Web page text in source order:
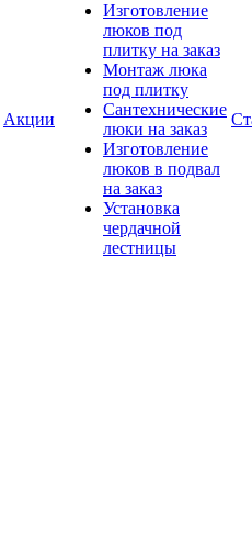
Акции
Изготовление
люков под
плитку на заказ
Монтаж люка
под плитку
Сантехнические
люки на заказ
Изготовление
люков в подвал
на заказ
Установка
чердачной
лестницы